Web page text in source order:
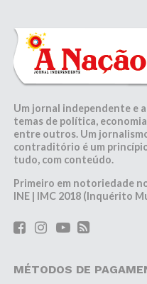
Um jornal independente e
temas de política,
entre outros. Um
contraditório é um
tudo, com conteúdo.
Primeiro em notoriedade
INE | IMC 2018 (Inquérito
MÉTODOS DE